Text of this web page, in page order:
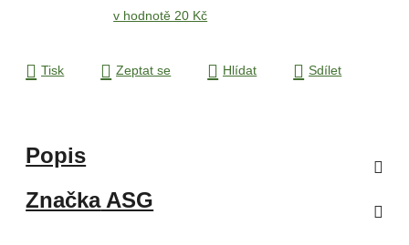
v hodnotě 20 Kč
Tisk Zeptat se Hlídat Sdílet
Popis
ZnačkaASG